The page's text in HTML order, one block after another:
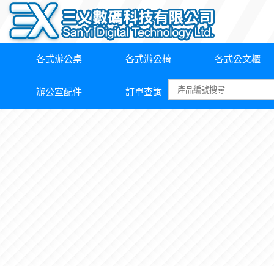
各式辦公桌 各式辦公椅 各式公文櫃
辦公室配件 訂單查詢